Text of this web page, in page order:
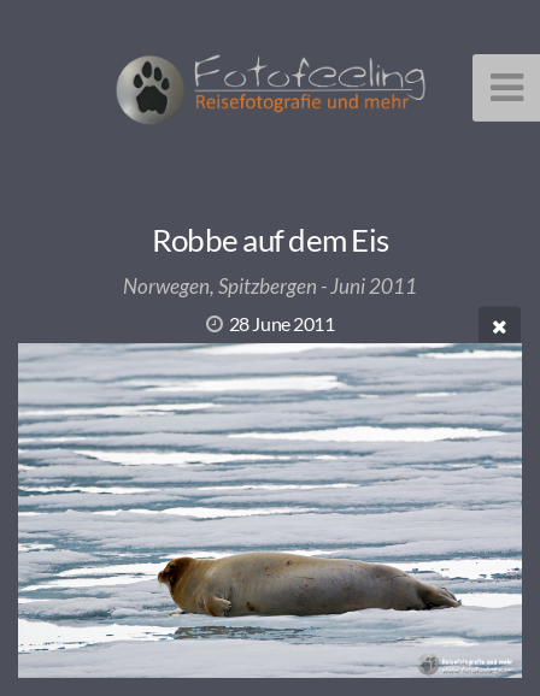
Robbe auf dem Eis
Norwegen, Spitzbergen - Juni 2011
28 June 2011